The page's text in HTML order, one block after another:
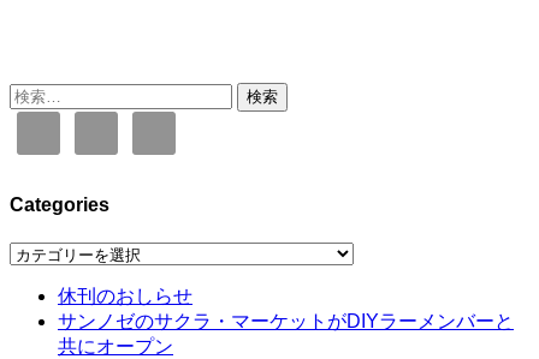
検
索:
Categories
Categories
休刊のおしらせ
サンノゼのサクラ・マーケットがDIYラーメンバーと
共にオープン